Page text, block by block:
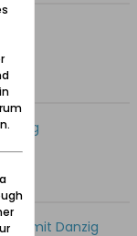
mit Danzig